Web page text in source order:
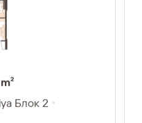
Блок 2